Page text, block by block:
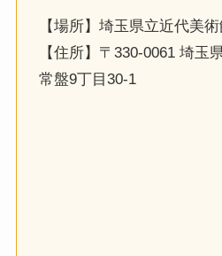
【場所】埼玉県立近代美
【住所】〒330-0061 埼玉
常盤9丁目30-1